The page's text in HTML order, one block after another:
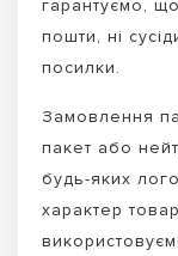
гарантуємо, що
пошти, ні
посилки.
Замовлення
пакет або
будь-яких
характер